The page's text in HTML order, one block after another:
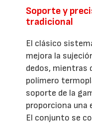
Soporte y
tradicional
El clásico
mejora la
dedos, mientras
polímero
soporte de la
proporciona una
El conjunto se